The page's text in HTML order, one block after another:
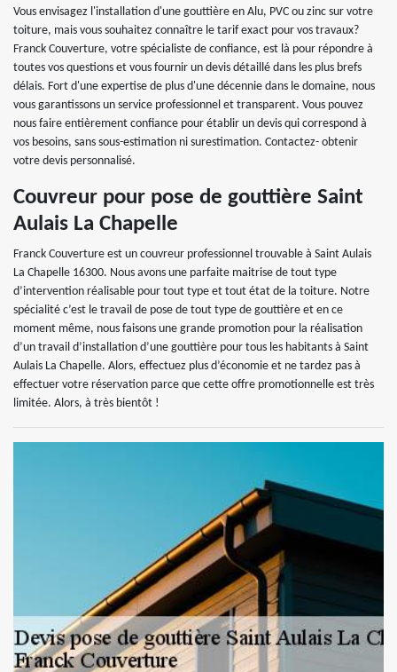
Vous envisagez l'installation d'une gouttière en Alu, PVC ou zinc sur votre
toiture, mais vous souhaitez connaître le tarif exact pour vos travaux?
Franck Couverture, votre spécialiste de confiance, est là pour répondre à
toutes vos questions et vous fournir un devis détaillé dans les plus brefs
délais. Fort d'une expertise de plus d'une décennie dans le domaine, nous
vous garantissons un service professionnel et transparent. Vous pouvez
nous faire entièrement confiance pour établir un devis qui correspond à
vos besoins, sans sous-estimation ni surestimation. Contactez- obtenir
votre devis personnalisé.
Couvreur pour pose de gouttière Saint
Aulais La Chapelle
Franck Couverture est un couvreur professionnel trouvable à Saint Aulais
La Chapelle 16300. Nous avons une parfaite maitrise de tout type
d’intervention réalisable pour tout type et tout état de la toiture. Notre
spécialité c’est le travail de pose de tout type de gouttière et en ce
moment même, nous faisons une grande promotion pour la réalisation
d’un travail d’installation d’une gouttière pour tous les habitants à Saint
Aulais La Chapelle. Alors, effectuez plus d’économie et ne tardez pas à
effectuer votre réservation parce que cette offre promotionnelle est très
limitée. Alors, à très bientôt !